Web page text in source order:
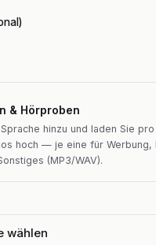
& Hörproben
hinzu und laden Sie
hoch — je eine für Werbung,
(MP3/WAV).